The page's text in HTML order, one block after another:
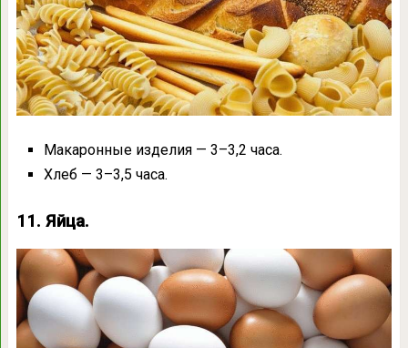
Макаронные изделия — 3–3,2 часа.
Хлеб — 3–3,5 часа.
11. Яйца.